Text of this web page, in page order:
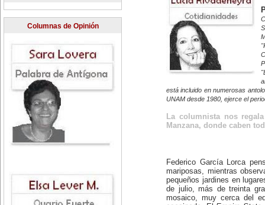
Columnas de Opinión
está incluido en numerosas
UNAM desde 1980, ejerce el
La columnista nos
Manzana, donde caben
Federico García Lorca
mariposas, mientras
pequeños jardines en
de julio, más de treinta
mosaico, muy cerca del